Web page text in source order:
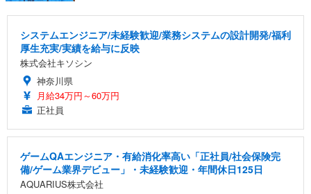
システムエンジニア/未経験歓迎/業務システムの設計開発/福利
厚生充実/実績を給与に反映
株式会社キソシン
神奈川県
月給34万円～60万円
正社員
ゲームQAエンジニア・有給消化率高い「正社員/社会保険完
備/ゲーム業界デビュー」・未経験歓迎・年間休日125日
AQUARIUS株式会社